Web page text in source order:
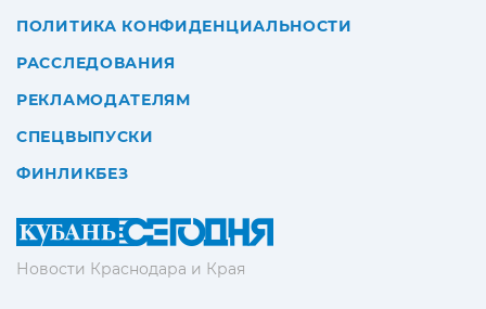
Новости Краснодара и Края
ПОЛИТИКА КОНФИДЕНЦИАЛЬНОСТИ
РАССЛЕДОВАНИЯ
РЕКЛАМОДАТЕЛЯМ
СПЕЦВЫПУСКИ
ФИНЛИКБЕЗ